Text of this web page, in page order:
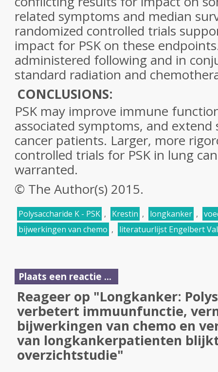
related symptoms and median
randomized controlled trials
impact for PSK on these
administered following and in
standard radiation and
CONCLUSIONS:
PSK may improve immune
associated symptoms, and extend
cancer patients. Larger, more
controlled trials for PSK in lung
warranted.
© The Author(s) 2015.
Polysaccharide K - PSK , Krestin , longkanker ,
bijwerkingen van chemo , literatuurlijst Engelbert
Plaats een reactie ...
Reageer op "Longkanker:
verbetert immuunfunctie,
bijwerkingen van chemo en
van longkankerpatienten
overzichtstudie"